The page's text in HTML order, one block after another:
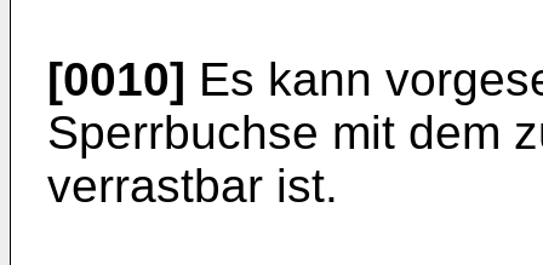
[0010] Es kann
Sperrbuchse mit dem
verrastbar ist.